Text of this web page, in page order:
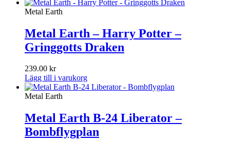
Metal Earth
Metal Earth – Harry Potter –
Gringgotts Draken
239.00 kr
Lägg till i varukorg
Metal Earth
Metal Earth B-24 Liberator –
Bombflygplan